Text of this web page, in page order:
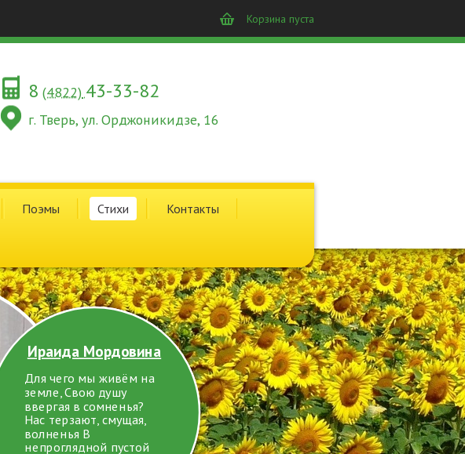
Корзина пуста
8 (4822) 43-33-82
г. Тверь, ул. Орджоникидзе, 16
Поэмы Стихи Контакты
Ираида Мордовина
Для чего мы живём на
земле, Свою душу
ввергая в сомненья?
Нас терзают, смущая,
волненья В
непроглядной пустой